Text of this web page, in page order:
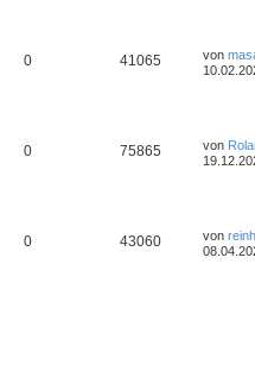
0 41065 von
0 75865 von
0 43060 von